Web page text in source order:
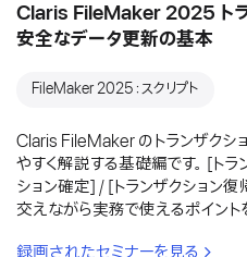
Claris FileMaker 2025 トラ
安全なデータ更新の基本
FileMaker 2025：スクリプト
Claris FileMaker のトランザクシ
やすく解説する基礎編です。 [ト
ション確定] / [トランザクション
交えながら実務で使えるポイント
録画されたセミナーを見る